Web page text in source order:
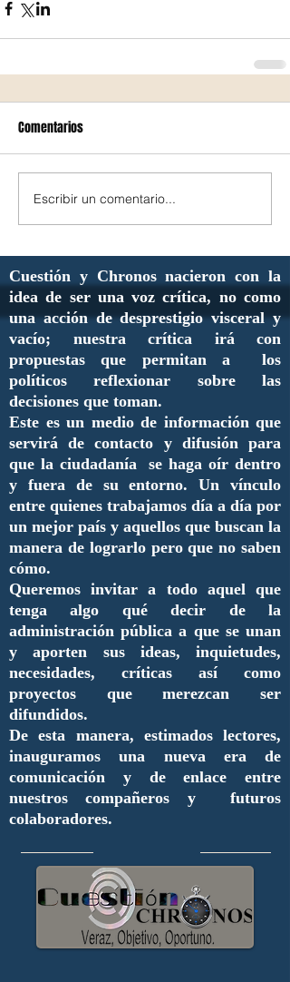
Comentarios
Escribir un comentario...
Cuestión y Chronos nacieron con la
idea de ser una voz crítica, no como
una acción de desprestigio visceral y
vacío; nuestra crítica irá con
propuestas que permitan a los
políticos reflexionar sobre las
decisiones que toman.
Este es un medio de información que
servirá de contacto y difusión para
que la ciudadanía se haga oír dentro
y fuera de su entorno. Un vínculo
entre quienes trabajamos día a día por
un mejor país y aquellos que buscan la
manera de lograrlo pero que no saben
cómo.
Queremos invitar a todo aquel que
tenga algo qué decir de la
administración pública a que se unan
y aporten sus ideas, inquietudes,
necesidades, críticas así como
proyectos que merezcan ser
difundidos.
De esta manera, estimados lectores,
inauguramos una nueva era de
comunicación y de enlace entre
nuestros compañeros y futuros
colaboradores.